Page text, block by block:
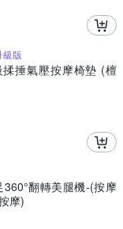
級版
揉捶氣壓按摩椅墊 (檀
360°翻轉美腿機-(按摩
摩)